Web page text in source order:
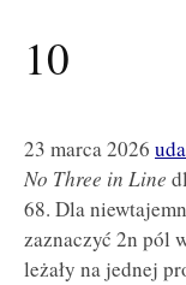
10
23 marca 2026
No Three in Line
68. Dla
zaznaczyć 2n pól
leżały na jednej